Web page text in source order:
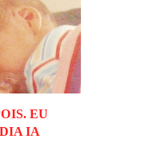
EU
IA